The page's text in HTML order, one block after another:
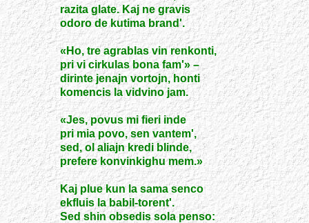
razita glate. Kaj ne gravis
odoro de kutima brand'.
«Ho, tre agrablas vin renkonti,
pri vi cirkulas bona fam'» –
dirinte jenajn vortojn, honti
komencis la vidvino jam.
«Jes, povus mi fieri inde
pri mia povo, sen vantem',
sed, ol aliajn kredi blinde,
prefere konvinkighu mem.»
Kaj plue kun la sama senco
ekfluis la babil-torent'.
Sed shin obsedis sola penso: